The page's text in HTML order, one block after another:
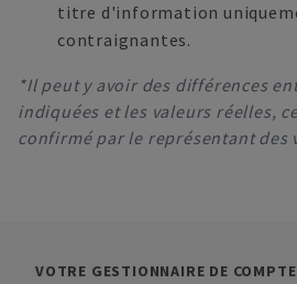
titre d'information
contraignantes.
*Il peut y avoir des différences
indiquées et les valeurs réelles,
confirmé par le représentant des
VOTRE GESTIONNAIRE DE